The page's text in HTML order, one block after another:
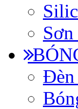
Đèn